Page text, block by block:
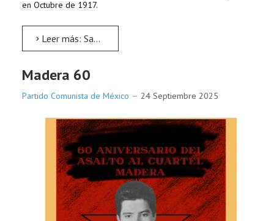
en Octubre de 1917.
Leer más: Saludo del Partido Comunista de México en ocasión del Primero de Mayo
Madera 60
Partido Comunista de México 24 Septiembre 2025